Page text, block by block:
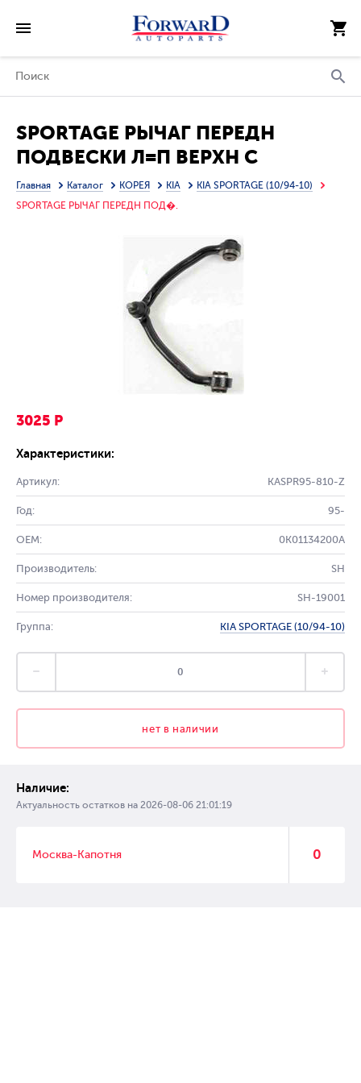
SPORTAGE РЫЧАГ ПЕРЕДН
ПОДВЕСКИ Л=П ВЕРХН С
САЛЕЙНТ-БЛОК ШАРОВ ОПОР
(ТАЙВАНЬ)
Главная Каталог КОРЕЯ KIA
KIA SPORTAGE (10/94-10)
SPORTAGE РЫЧАГ ПЕРЕДН ПОД�.
3025 Р
Характеристики:
Артикул: KASPR95-810-Z
Год: 95-
OEM: 0K01134200A
Производитель: SH
Номер производителя: SH-19001
Группа: KIA SPORTAGE (10/94-10)
нет в наличии
Наличие:
Актуальность остатков на 2026-08-06 21:01:19
Москва-Капотня 0